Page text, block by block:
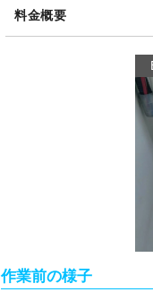
料金概要
作業前の様子